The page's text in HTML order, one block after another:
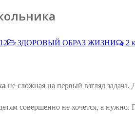
ЗДОРОВЫЙ ОБРАЗ ЖИЗНИ 2
не сложная на первый взгляд
совершенно не хочется, а